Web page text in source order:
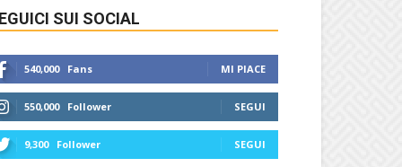
SUI SOCIAL
540,000 Fans MI PIACE
550,000 Follower SEGUI
9,300 Follower SEGUI